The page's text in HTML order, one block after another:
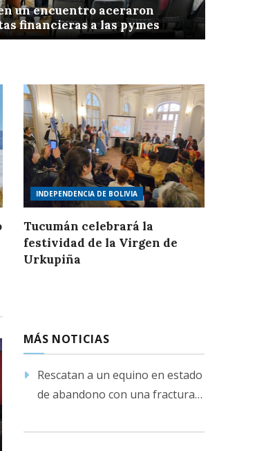
un encuentro aceraron
financieras a las pymes
INDEPENDENCIA DE BOLIVIA
Tucumán celebrará la
festividad de la Virgen de
Urkupiña
MÁS NOTICIAS
Rescatan a un equino en estado
de abandono con una fractura